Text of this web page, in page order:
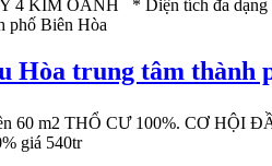
KIM OANH * Diện tích đa dạng
Hòa trung tâm thành
m2 THỔ CƯ 100%. CƠ HỘI